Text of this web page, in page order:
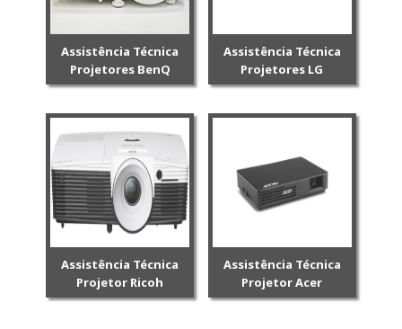
Assistência Técnica
Projetores BenQ
Assistência Técnica
Projetores LG
Assistência Técnica
Projetor Ricoh
Assistência Técnica
Projetor Acer